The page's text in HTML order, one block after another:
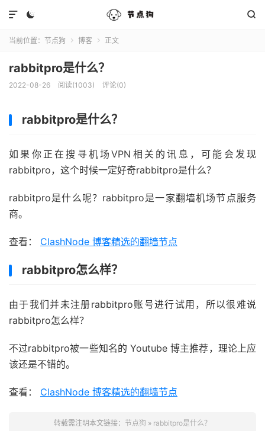
 

当前位置： 节点狗  博客  正文
rabbitpro是什么？
2022-08-26 阅读(1003) 评论(0)
rabbitpro是什么？
如果你正在搜寻机场VPN相关的讯息，可能会发现
rabbitpro，这个时候一定好奇rabbitpro是什么？
rabbitpro是什么呢？rabbitpro是一家翻墙机场节点服务
商。
查看： ClashNode 博客精选的翻墙节点
rabbitpro怎么样？
由于我们并未注册rabbitpro账号进行试用，所以很难说
rabbitpro怎么样？
不过rabbitpro被一些知名的 Youtube 博主推荐，理论上应
该还是不错的。
查看： ClashNode 博客精选的翻墙节点
转载需注明本文链接： 节点狗 » rabbitpro是什么？